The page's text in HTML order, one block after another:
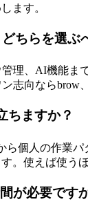
ます。
ちらを選ぶ
理、AI機能ま
志向ならbrow
ちますか？
個人の作業
。使えば使う
が必要です